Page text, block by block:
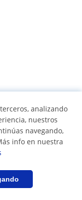
9,5/10
analizando
nuestros
navegando,
info en nuestra